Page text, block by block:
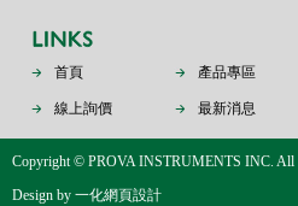
首頁 產品專區
線上詢價 最新消息
Copyright © PROVA INSTRUMENTS INC. All
Design by 一化網頁設計